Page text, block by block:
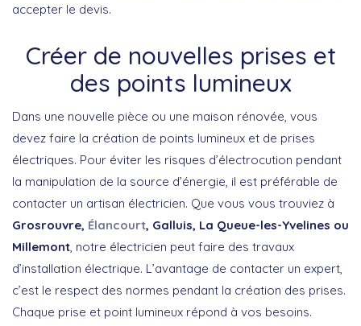
accepter le devis.
Créer de nouvelles prises et
des points lumineux
Dans une nouvelle pièce ou une maison rénovée, vous
devez faire la création de points lumineux et de prises
électriques. Pour éviter les risques d’électrocution pendant
la manipulation de la source d’énergie, il est préférable de
contacter un artisan électricien. Que vous vous trouviez à
Grosrouvre, Élancourt, Galluis, La Queue-les-Yvelines ou
Millemont , notre électricien peut faire des travaux
d’installation électrique. L’avantage de contacter un expert,
c’est le respect des normes pendant la création des prises.
Chaque prise et point lumineux répond à vos besoins.